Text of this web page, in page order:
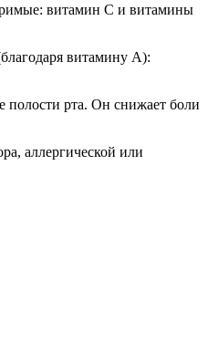
витамин С и витамины
витамину A):
полости рта. Он снижает боли
аллергической или